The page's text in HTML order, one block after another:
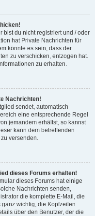
bist du nicht registriert und / oder
hat Private Nachrichten für
könnte es sein, dass der
zu verschicken, entzogen hat.
zu erhalten.
Nachrichten!
sendet, automatisch
eine entsprechende Regel
jemandem erhältst, so kannst
kann dem betreffenden
versenden.
dieses Forums erhalten!
dieses Forums hat einige
Nachrichten senden,
die komplette E-Mail, die
wichtig, die Kopfzeilen
über den Benutzer, der die